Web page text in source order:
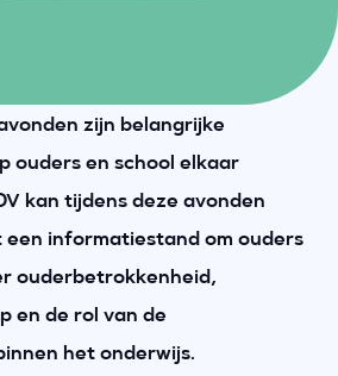
zijn belangrijke
ouders en school elkaar
kan tijdens deze avonden
een informatiestand om ouders
ouderbetrokkenheid,
en de rol van de
het onderwijs.